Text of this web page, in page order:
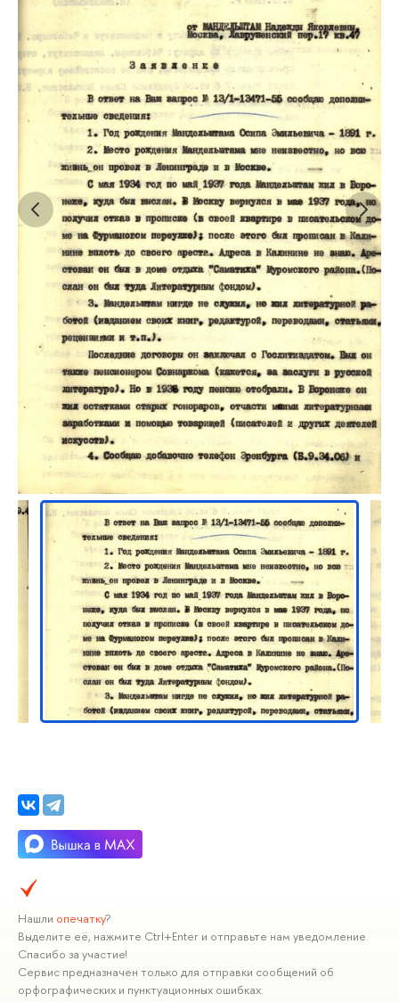
Нашли опечатку?
Выделите её, нажмите Ctrl+Enter и отправьте нам уведомление.
Спасибо за участие!
Сервис предназначен только для отправки сообщений об
орфографических и пунктуационных ошибках.